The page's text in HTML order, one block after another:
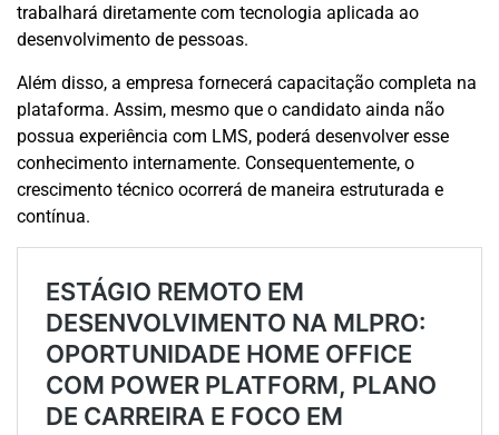
trabalhará diretamente com tecnologia aplicada ao
desenvolvimento de pessoas.
Além disso, a empresa fornecerá capacitação completa na
plataforma. Assim, mesmo que o candidato ainda não
possua experiência com LMS, poderá desenvolver esse
conhecimento internamente. Consequentemente, o
crescimento técnico ocorrerá de maneira estruturada e
contínua.